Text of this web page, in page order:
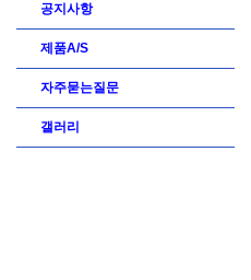
공지사항
제품A/S
자주묻는질문
갤러리